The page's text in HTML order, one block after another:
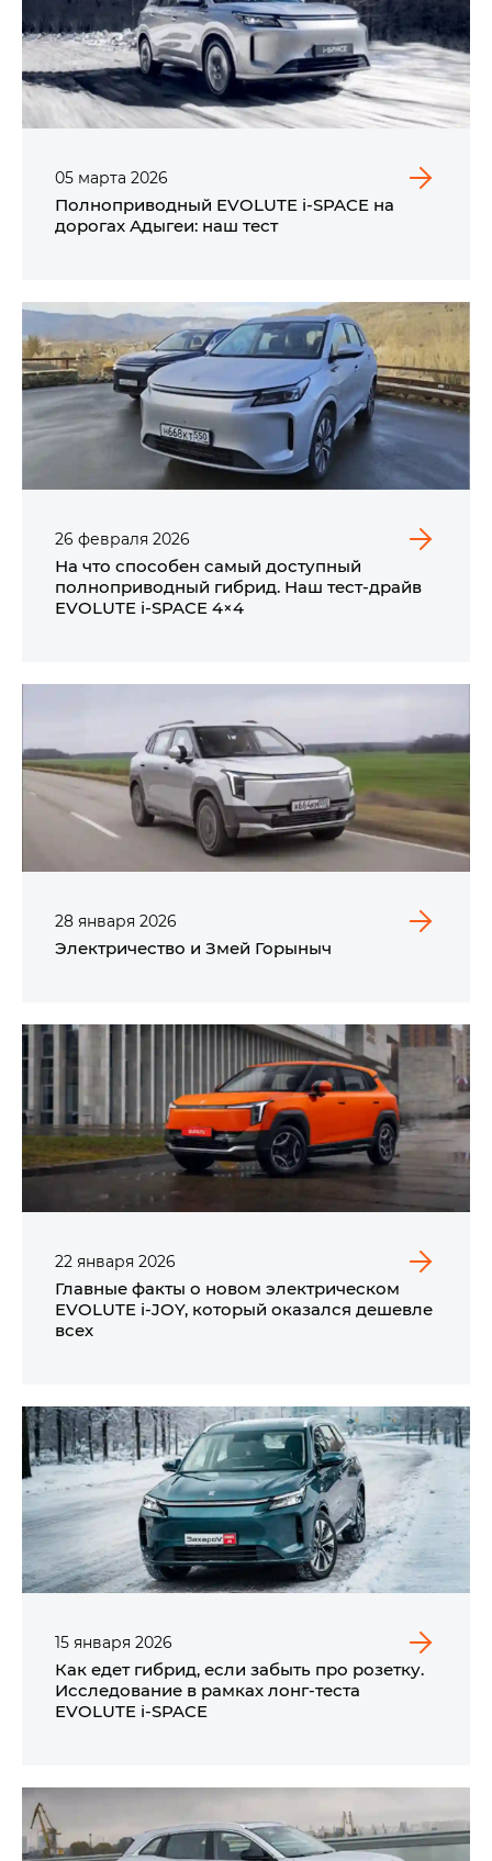
05 марта 2026
Полноприводный EVOLUTE i‑SPACE на
дорогах Адыгеи: наш тест
26 февраля 2026
На что способен самый доступный
полноприводный гибрид. Наш тест-драйв
EVOLUTE i‑SPACE 4×4
28 января 2026
Электричество и Змей Горыныч
22 января 2026
Главные факты о новом электрическом
EVOLUTE i‑JOY, который оказался дешевле
всех
15 января 2026
Как едет гибрид, если забыть про розетку.
Исследование в рамках лонг-теста
EVOLUTE i‑SPACE